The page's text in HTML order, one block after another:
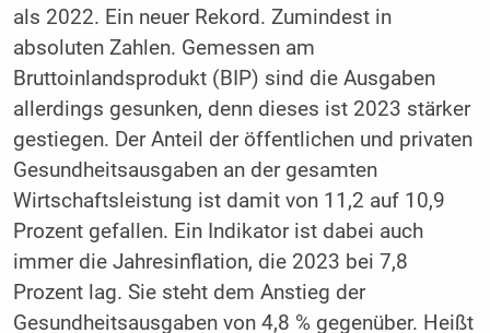
als 2022. Ein neuer Rekord. Zumindest in
absoluten Zahlen. Gemessen am
Bruttoinlandsprodukt (BIP) sind die Ausgaben
allerdings gesunken, denn dieses ist 2023 stärker
gestiegen. Der Anteil der öffentlichen und privaten
Gesundheitsausgaben an der gesamten
Wirtschaftsleistung ist damit von 11,2 auf 10,9
Prozent gefallen. Ein Indikator ist dabei auch
immer die Jahresinflation, die 2023 bei 7,8
Prozent lag. Sie steht dem Anstieg der
Gesundheitsausgaben von 4,8 % gegenüber. Heißt